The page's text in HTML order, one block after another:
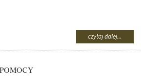
czytaj dalej...
temat: